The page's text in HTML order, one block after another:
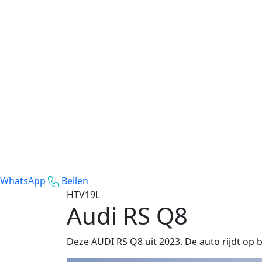
WhatsApp
Bellen
HTV19L
Audi RS Q8
Deze AUDI RS Q8 uit 2023. De auto rijdt op